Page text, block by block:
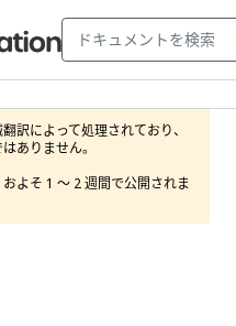
訳によって処理されており、
ありません。
よそ 1 ～ 2 週間で公開されま